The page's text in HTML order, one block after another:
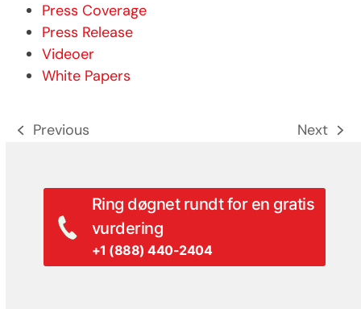
Press Coverage
Press Release
Videoer
White Papers
previous
Previous
next
Next
Ring døgnet rundt for en gratis
vurdering
+1 (888) 440-2404